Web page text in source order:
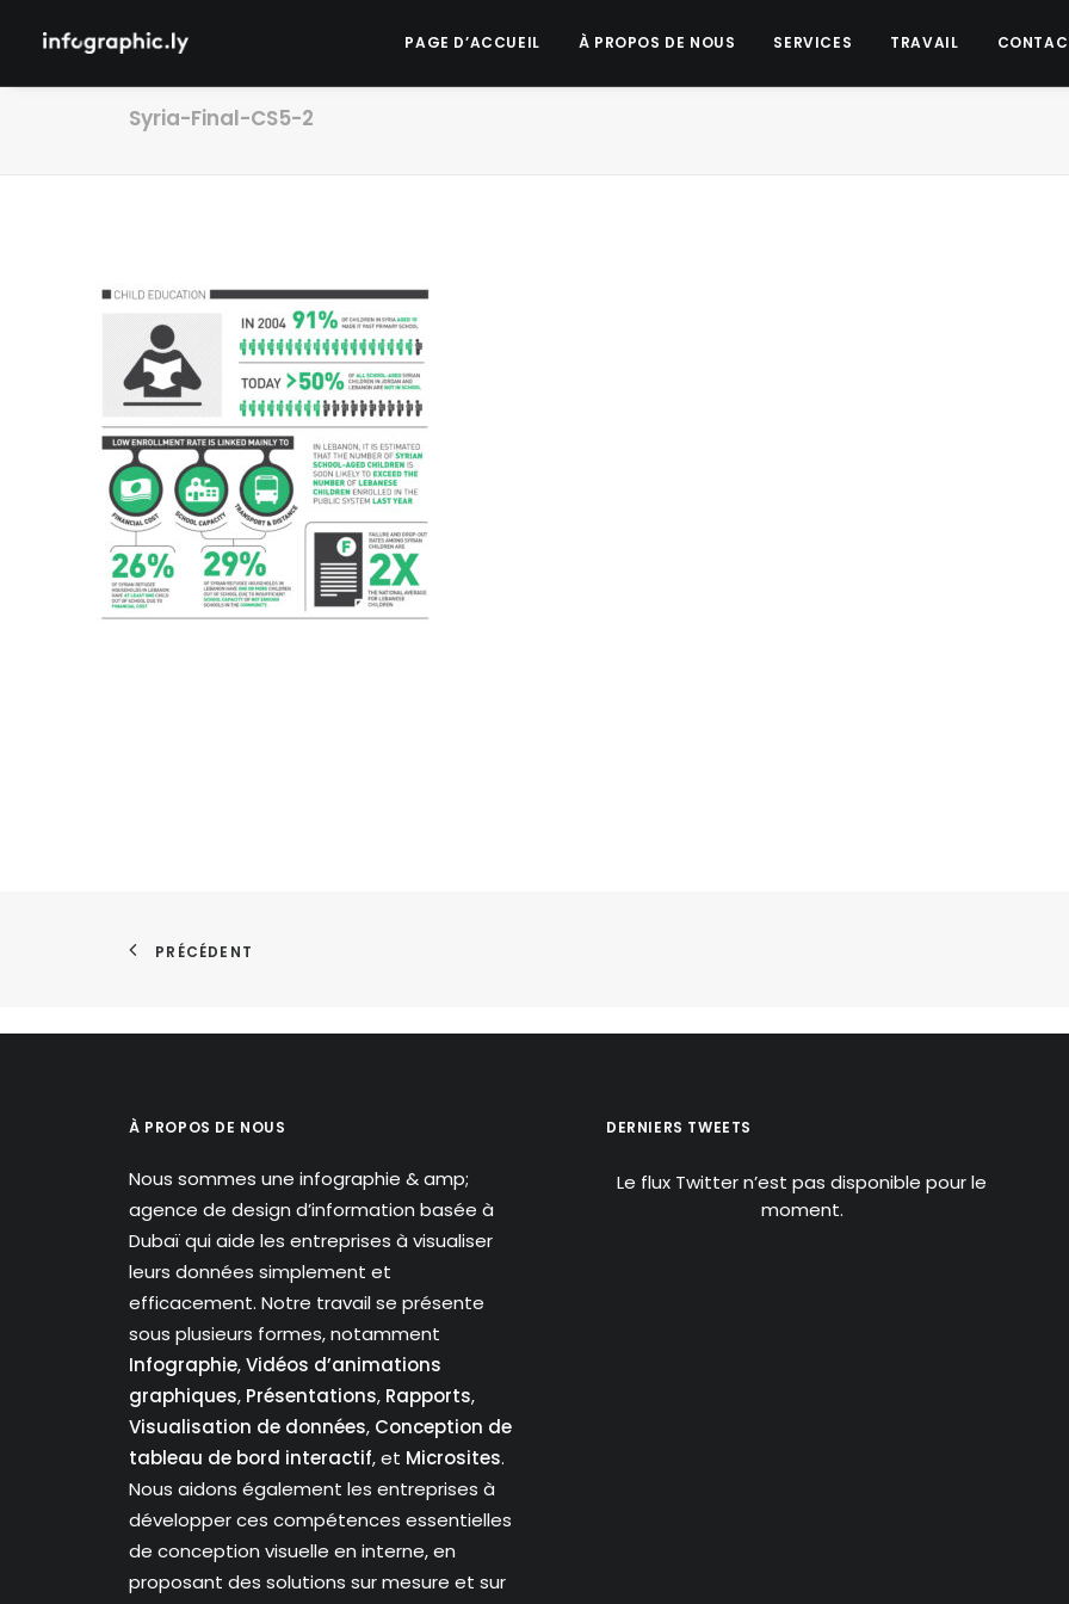
PAGE D’ACCUEIL À PROPOS DE NOUS SERVICES TRAVAIL
Syria-Final-CS5-2
PRÉCÉDENT
À PROPOS DE NOUS
Nous sommes une infographie & amp;
agence de design d’information basée à
Dubaï qui aide les entreprises à visualiser
leurs données simplement et
efficacement. Notre travail se présente
sous plusieurs formes, notamment
Infographie,Vidéos d’animations
graphiques, Présentations, Rapports,
Visualisation de données, Conception de
tableau de bord interactif, et Microsites.
Nous aidons également les entreprises à
développer ces compétences essentielles
de conception visuelle en interne, en
proposant des solutions sur mesure et sur
DERNIERS TWEETS
Le flux Twitter n’est pas disponible pour le
moment.